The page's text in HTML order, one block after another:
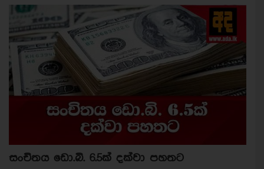
සංචිතය ඩො.බි. 6.5ක් දක්වා පහතට